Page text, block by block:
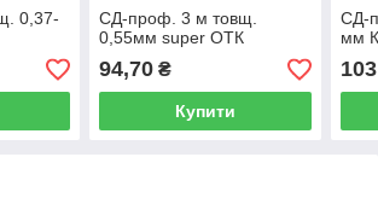
0,37-
СД-проф. 3 м товщ.
0,55мм super ОТК
94,70₴
Купити
СД-
мм